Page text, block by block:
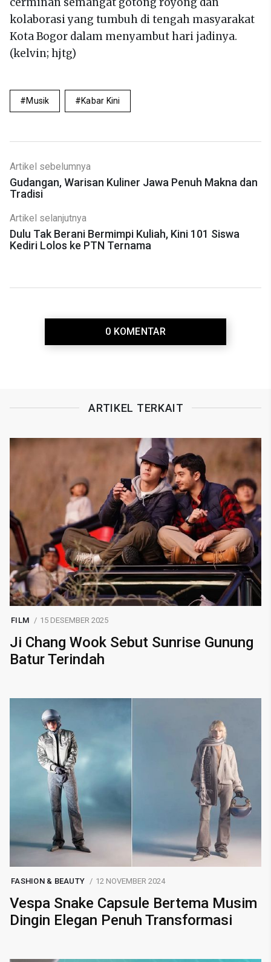
kolaborasi yang tumbuh di tengah masyarakat
Kota Bogor dalam menyambut hari jadinya.
(kelvin; hjtg)
Musik Kabar Kini
Artikel sebelumnya
Gudangan, Warisan Kuliner Jawa Penuh Makna dan
Tradisi
Artikel selanjutnya
Dulu Tak Berani Bermimpi Kuliah, Kini 101 Siswa
Kediri Lolos ke PTN Ternama
0 KOMENTAR
ARTIKEL TERKAIT
FILM 15 DESEMBER 2025
Ji Chang Wook Sebut Sunrise Gunung
Batur Terindah
FASHION & BEAUTY 12 NOVEMBER 2024
Vespa Snake Capsule Bertema Musim
Dingin Elegan Penuh Transformasi